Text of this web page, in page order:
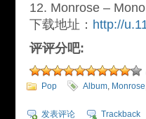
12. Monrose – Mono
下载地址： http://
评评分吧:
Pop Album, Monrose
发表评论 Trackback